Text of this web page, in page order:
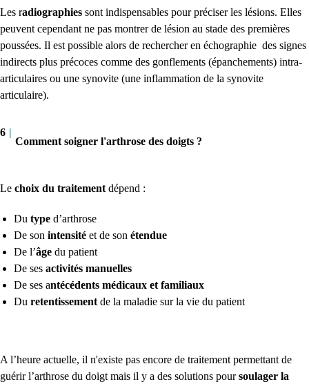
Les radiographies sont indispensables pour préciser les lésions. Elles
peuvent cependant ne pas montrer de lésion au stade des premières
poussées. Il est possible alors de rechercher en échographie des signes
indirects plus précoces comme des gonflements (épanchements) intra-
articulaires ou une synovite (une inflammation de la synovite
articulaire).
6 |
Comment soigner l'arthrose des doigts ?
Le choix du traitement dépend :
Du type d’arthrose
De son intensité et de son étendue
De l’âge du patient
De ses activités manuelles
De ses antécédents médicaux et familiaux
Du retentissement de la maladie sur la vie du patient
A l’heure actuelle, il n'existe pas encore de traitement permettant de
guérir l’arthrose du doigt mais il y a des solutions poursoulager la